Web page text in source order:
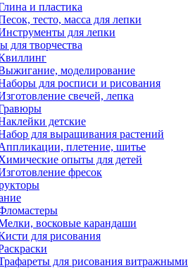
и пластика
тесто, масса для лепки
для лепки
для творчества
моделирование
для росписи и рисования
свечей, лепка
детские
для выращивания растений
плетение, шитье
опыты для детей
фресок
восковые карандаши
для рисования
для рисования витражными